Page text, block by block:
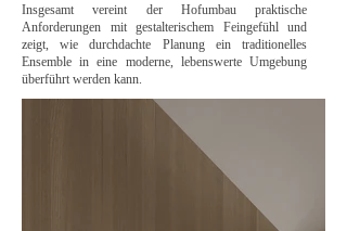
Insgesamt vereint der Hofumbau praktische
Anforderungen mit gestalterischem Feingefühl und
zeigt, wie durchdachte Planung ein traditionelles
Ensemble in eine moderne, lebenswerte Umgebung
überführt werden kann.